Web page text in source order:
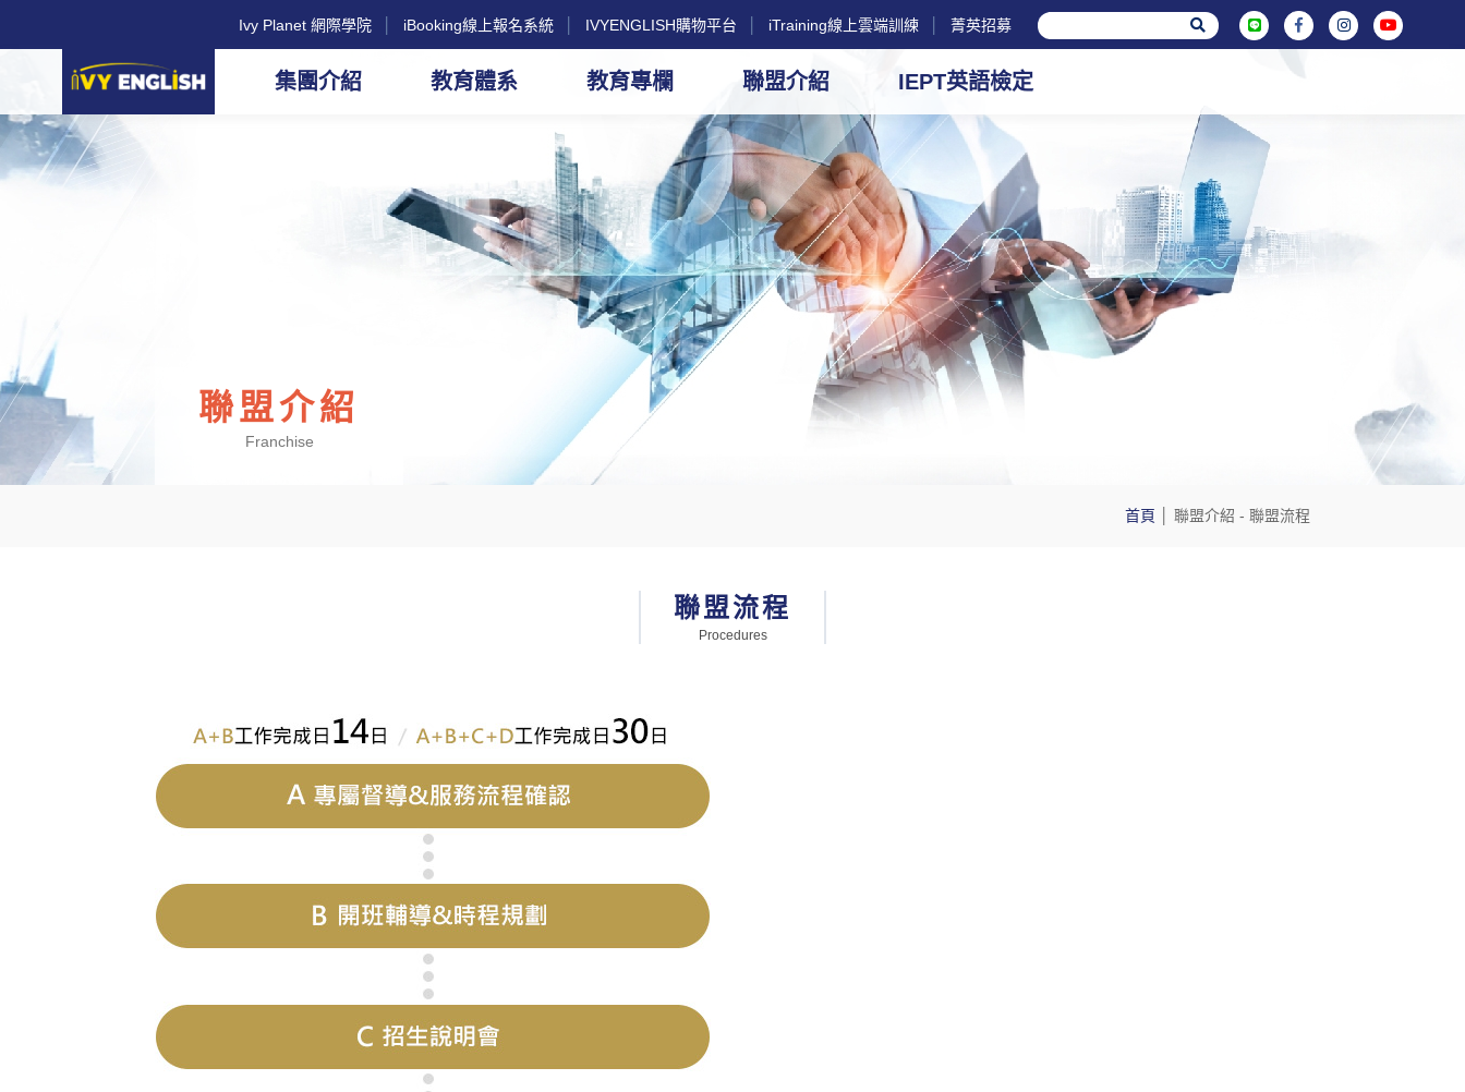
Ivy Planet 網際學院 iBooking線上報名系統 IVYENGLISH購物平台 iTraining線上雲端訓練 菁英招募
集團介紹 教育體系 教育專欄 聯盟介紹 IEPT英語檢定
聯盟介紹
Franchise
首頁 聯盟介紹 - 聯盟流程
聯盟流程
Procedures